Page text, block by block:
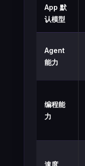
App 默
认模型
Agent
能力
编程能
力
速度